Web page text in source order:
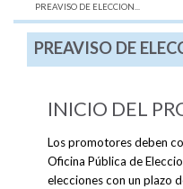
AQUÍ:
PREAVISO DE ELECCION...
PREAVISO DE
INICIO DEL
Los promotores deben
Oficina Pública de
elecciones con un plazo